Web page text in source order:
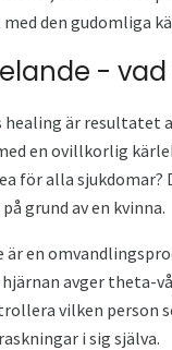
den gudomliga
- vad
är resultatet
en ovillkorlig
för alla
grund av en kvinna.
en
hjärnan avger theta-
vilken person
i sig själva.